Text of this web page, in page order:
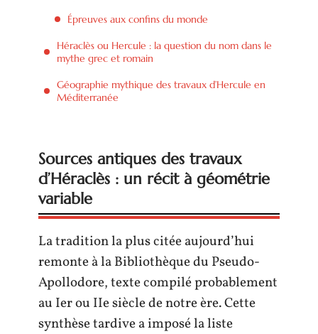
Épreuves aux confins du monde
Héraclès ou Hercule : la question du nom dans le
mythe grec et romain
Géographie mythique des travaux d’Hercule en
Méditerranée
Sources antiques des travaux
d’Héraclès : un récit à géométrie
variable
La tradition la plus citée aujourd’hui
remonte à la Bibliothèque du Pseudo-
Apollodore, texte compilé probablement
au Ier ou IIe siècle de notre ère. Cette
synthèse tardive a imposé la liste